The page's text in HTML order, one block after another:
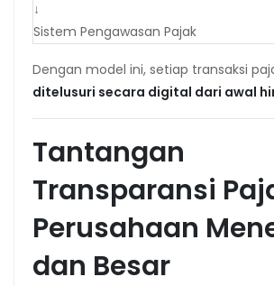
↓
Sistem Pengawasan Pajak
Dengan model ini, setiap transaksi
ditelusuri secara digital dari awal
Tantangan
Transparansi
Perusahaan
dan Besar